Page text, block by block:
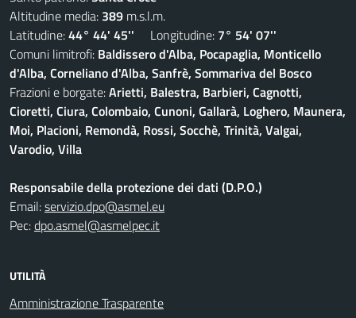
Altitudine media: 389 m.s.l.m.
Latitudine:44° 44' 45'' Longitudine: 7° 54' 07''
Comuni limitrofi: Baldissero d'Alba, Pocapaglia, Monticello
d'Alba, Corneliano d'Alba, Sanfrè, Sommariva del Bosco
Frazioni e borgate:Arietti, Balestra, Barbieri, Cagnotti,
Cioretti, Ciura, Colombaio, Cunoni, Gallarà, Loghero, Maunera,
Moi, Placioni, Remondà, Rossi, Socchè, Trinità, Valgai,
Varodio, Villa
Responsabile della protezione dei dati (D.P.O.)
Email:servizio.dpo@asmel.eu
Pec:dpo.asmel@asmelpec.it
UTILITÀ
Amministrazione Trasparente